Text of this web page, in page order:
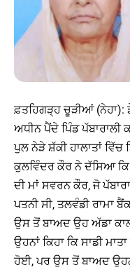
ਫ਼ਤਹਿਗੜ੍ਹ ਚੂੜੀਆਂ (ਨੇਹਾ):
ਅਧੀਨ ਪੈਂਦੇ ਪਿੰਡ ਪੱਬਾਰਾਲੀ
ਪੁਲ ਨੇੜੇ ਸ਼ੱਕੀ ਹਾਲਾਤਾਂ
ਕੁਲਵਿੰਦਰ ਕੌਰ ਨੇ ਦੱਸਿਆ
ਦੀ ਮਾਂ ਸਵਰਨ ਕੌਰ, ਜੋ
ਪਤਨੀ ਸੀ, ਤਲਵੰਡੀ ਰਾਮਾ
ਉਸ ਤੋਂ ਬਾਅਦ ਉਹ ਅੱਡਾ
ਉਹਨਾਂ ਕਿਹਾ ਕਿ ਸਾਡੀ
ਹੋਈ, ਪਰ ਉਸ ਤੋਂ ਬਾਅਦ